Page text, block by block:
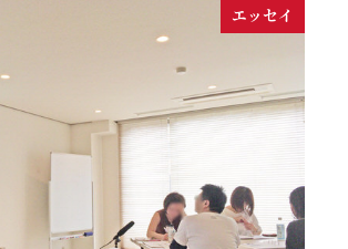
エッセイ